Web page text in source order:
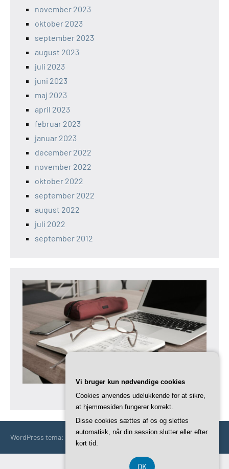
november 2023
oktober 2023
september 2023
august 2023
juli 2023
juni 2023
maj 2023
april 2023
februar 2023
januar 2023
december 2022
november 2022
oktober 2022
september 2022
august 2022
juli 2022
september 2012
WordPress tema: Occasio by ThemeZee.
Vi bruger kun nødvendige cookies
Cookies anvendes udelukkende for at sikre,
at hjemmesiden fungerer korrekt.
Disse cookies sættes af os og slettes
automatisk, når din session slutter eller efter
kort tid.
OK